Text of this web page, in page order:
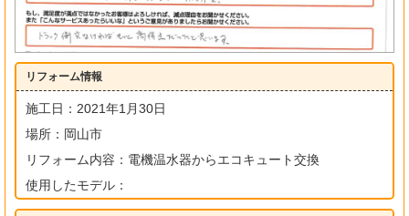
リフォーム情報
施工日：2021年1月30日
場所：岡山市
リフォーム内容：電機温水器からエコキュート交換
使用したモデル：